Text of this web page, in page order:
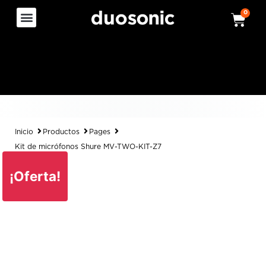
0
Inicio Productos Pages
Kit de micrófonos Shure MV-TWO-KIT-Z7
¡Oferta!